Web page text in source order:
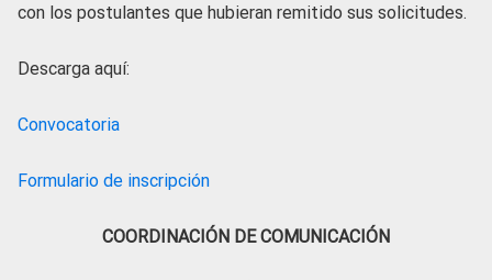
con los postulantes que hubieran remitido sus solicitudes.
Descarga aquí:
Convocatoria
Formulario de inscripción
COORDINACIÓN DE COMUNICACIÓN